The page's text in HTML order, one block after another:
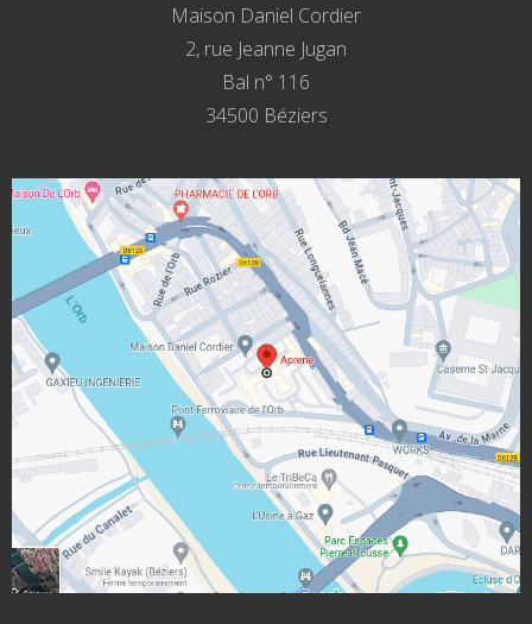
Maison Daniel Cordier
2, rue Jeanne Jugan
Bal n° 116
34500 Béziers